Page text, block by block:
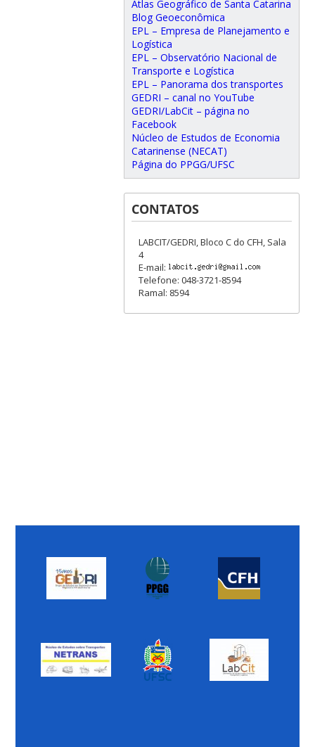
Atlas Geográfico de Santa Catarina
Blog Geoeconômica
EPL – Empresa de Planejamento e
Logística
EPL – Observatório Nacional de
Transporte e Logística
EPL – Panorama dos transportes
GEDRI – canal no YouTube
GEDRI/LabCit – página no
Facebook
Núcleo de Estudos de Economia
Catarinense (NECAT)
Página do PPGG/UFSC
CONTATOS
LABCIT/GEDRI, Bloco C do CFH, Sala
4
E-mail:
Telefone: 048-3721-8594
Ramal: 8594